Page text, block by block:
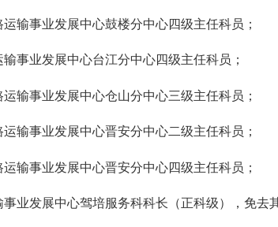
输事业发展中心鼓楼分中心四级主任科员；
事业发展中心台江分中心四级主任科员；
输事业发展中心仓山分中心三级主任科员；
输事业发展中心晋安分中心二级主任科员；
输事业发展中心晋安分中心四级主任科员；
业发展中心驾培服务科科长（正科级），免去